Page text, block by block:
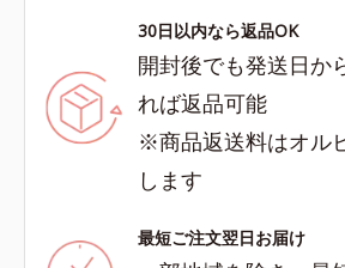
30日以内なら返品OK
開封後でも発送日か
れば返品可能
※商品返送料はオル
します
最短ご注文翌日お届け